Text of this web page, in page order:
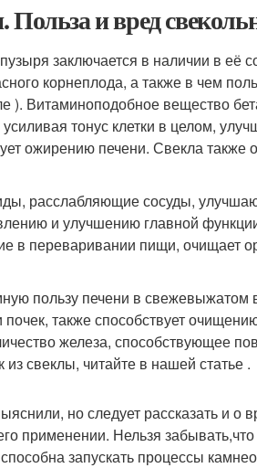
и вред
заключается в наличии в её
корнеплода, а также в чем
). Витаминоподобное вещество
тонус клетки в целом,
ожирению печени. Свекла также
расслабляющие сосуды,
и улучшению главной
в переваривании пищи, очищает
пользу печени в свежевыжатом
почек, также способствует
железа, способствующее
свеклы, читайте в нашей статье .
но следует рассказать и о
применении. Нельзя
запускать процессы